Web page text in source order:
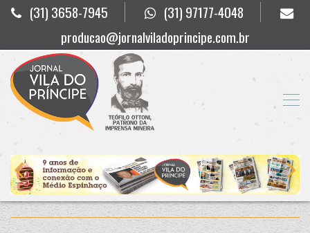
(31) 3658-7945
(31) 97177-4048
producao@jornalviladoprincipe.com.br